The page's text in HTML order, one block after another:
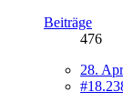
Beiträge
476
28.